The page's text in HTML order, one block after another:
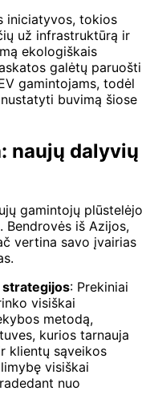
iniciatyvos, tokios
už infrastruktūrą ir
ekologiškais
galėtų paruošti
gamintojams, todėl
buvimą šiose
naujų dalyvių
gamintojų plūstelėjo
Bendrovės iš Azijos,
vertina savo įvairias
strategijos: Prekiniai
visiškai
metodą,
kurios tarnauja
klientų sąveikos
visiškai
nuo